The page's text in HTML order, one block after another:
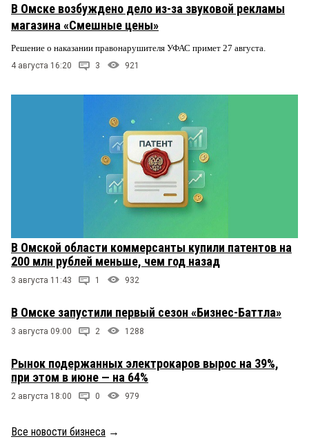
В Омске возбуждено дело из-за звуковой рекламы
магазина «Смешные цены»
Решение о наказании правонарушителя УФАС примет 27 августа.
4 августа 16:20 3 921
В Омской области коммерсанты купили патентов на
200 млн рублей меньше, чем год назад
3 августа 11:43 1 932
В Омске запустили первый сезон «Бизнес-Баттла»
3 августа 09:00 2 1288
Рынок подержанных электрокаров вырос на 39%,
при этом в июне — на 64%
2 августа 18:00 0 979
Все новости бизнеса →